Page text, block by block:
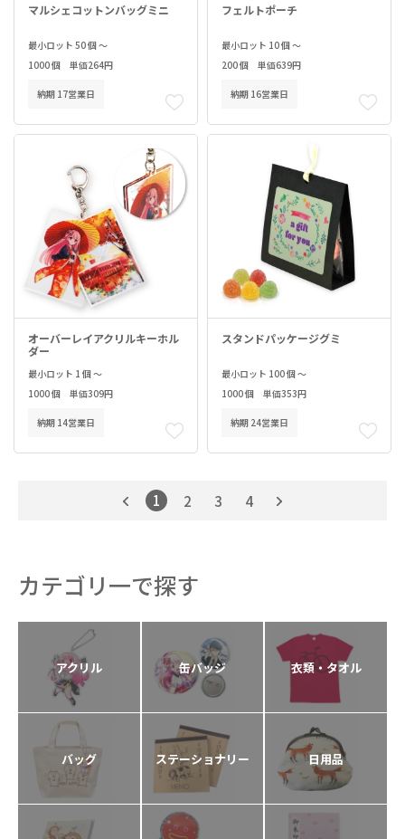
マルシェコットンバッグミニ
最小ロット 50 個 ～
1000 個 単価264円
納期 17営業日
フェルトポーチ
最小ロット 10 個 ～
200 個 単価639円
納期 16営業日
オーバーレイアクリルキーホル
ダー
最小ロット 1 個 ～
1000 個 単価309円
納期 14営業日
スタンドパッケージグミ
最小ロット 100 個 ～
1000 個 単価353円
納期 24営業日
1 2 3 4
カテゴリ一で探す
アクリル 缶バッジ 衣類・タオル
バッグ ステーショナリー 日用品